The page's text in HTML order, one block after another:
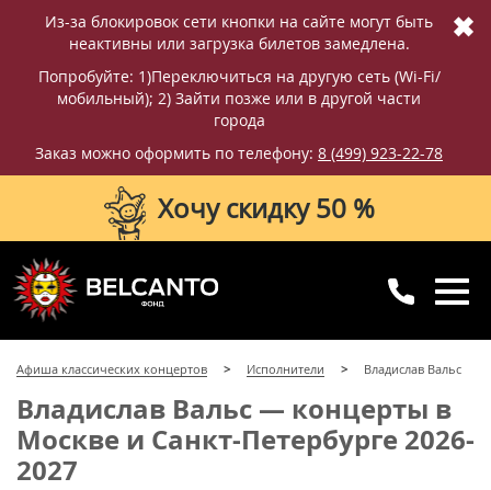
Из-за блокировок сети кнопки на сайте могут быть
неактивны или загрузка билетов замедлена.
Попробуйте: 1)Переключиться на другую сеть (Wi-Fi/
мобильный); 2) Зайти позже или в другой части
города
Заказ можно оформить по телефону: 8 (499) 923-22-78
✖
Хочу скидку 50 %
8 (499) 923-22-78
8 (800) 770-09-71
для регионов
Афиша классических концертов Исполнители Владислав Вальс
Владислав Вальс — концерты в
Москве и Санкт-Петербурге 2026-
2027